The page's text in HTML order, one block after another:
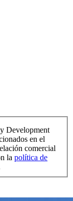
Development
en el
comercial
la política de